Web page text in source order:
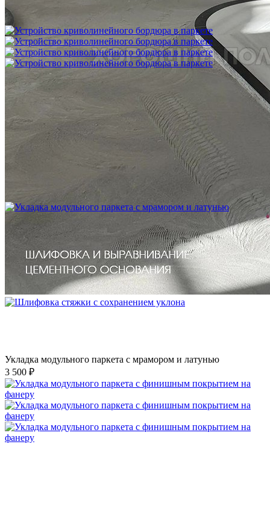
Межслойная шлифовка паркета
1 200 ₽
Устройство криволинейного бордюра в паркете
2 500 ₽
Укладка модульного паркета с мрамором и латунью
3 500 ₽